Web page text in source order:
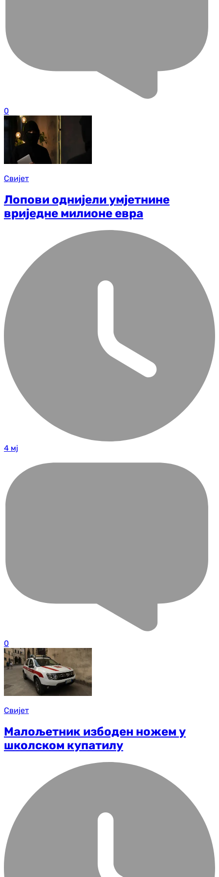
0
Свијет
Лопови однијели умјетнине
вриједне милионе евра
4 мј
0
Свијет
Малољетник избоден ножем у
школском купатилу